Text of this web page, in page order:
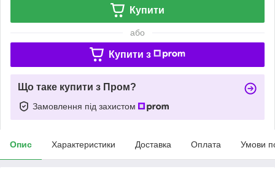
Купити
або
Купити з
Що таке купити з Пром?
Замовлення під захистом
Опис Характеристики Доставка Оплата Умови